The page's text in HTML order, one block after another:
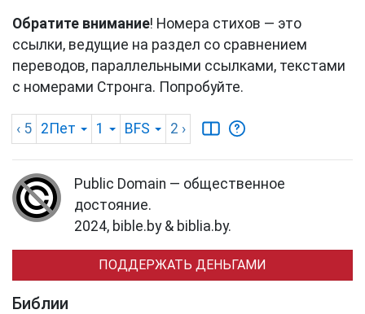
Обратите внимание! Номера стихов — это
ссылки, ведущие на раздел со сравнением
переводов, параллельными ссылками, текстами
с номерами Стронга. Попробуйте.
‹ 5 2Пет 1 BFS 2 ›
Public Domain — общественное
достояние.
2024, bible.by & biblia.by.
ПОДДЕРЖАТЬ ДЕНЬГАМИ
Библии